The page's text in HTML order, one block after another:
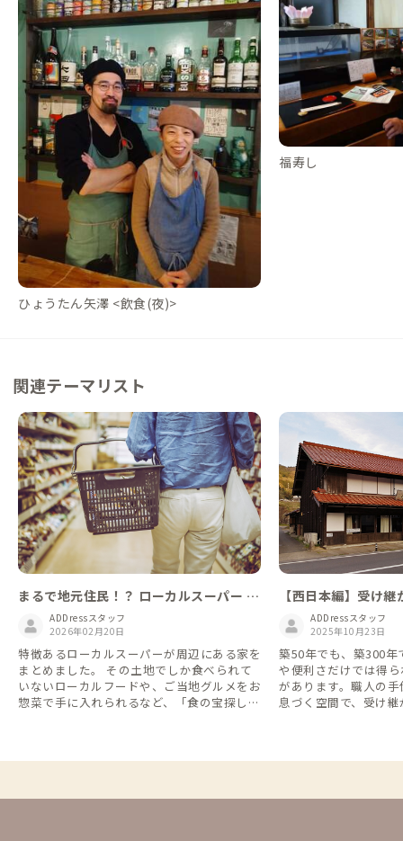
ひょうたん矢澤 <飲食(夜)>
福寿し
関連テーマリスト
まるで地元住民！？ ローカルスーパー 探
訪のススメ🛒
ADDressスタッフ
2026年02月20日
特徴あるローカルスーパーが周辺にある家を
まとめました。 その土地でしか食べられて
いないローカルフードや、ご当地グルメをお
惣菜で手に入れられるなど、「食の宝探し」
【西日本編】受け
趣深き古民家
ADDressスタッフ
2025年10月23日
築50年でも、築300
や便利さだけでは得
があります。職人の
息づく空間で、受け